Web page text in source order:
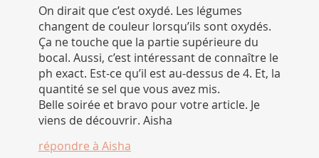
On dirait que c’est oxydé. Les légumes
changent de couleur lorsqu’ils sont oxydés.
Ça ne touche que la partie supérieure du
bocal. Aussi, c’est intéressant de connaître le
ph exact. Est-ce qu’il est au-dessus de 4. Et, la
quantité se sel que vous avez mis.
Belle soirée et bravo pour votre article. Je
viens de découvrir. Aisha
répondre à Aisha